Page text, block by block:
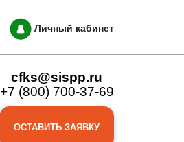
Личный кабинет
cfks@sispp.ru
+7 (800) 700-37-69
ОСТАВИТЬ ЗАЯВКУ